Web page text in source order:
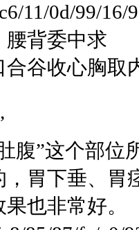
11/0d/99/16/
腰背委中求
谷收心胸取
腹”这个部位
，胃下垂、
也非常好。